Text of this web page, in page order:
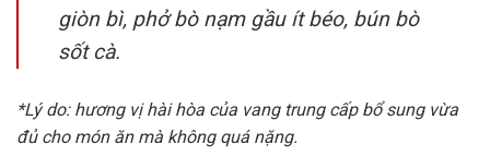
giòn bì, phở bò nạm gầu ít béo, bún bò
sốt cà.
*Lý do: hương vị hài hòa của vang trung cấp bổ sung vừa
đủ cho món ăn mà không quá nặng.